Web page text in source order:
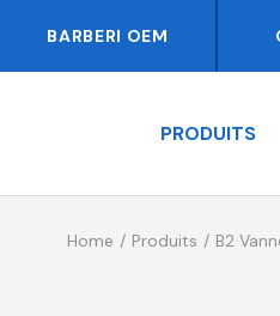
BARBERI OEM
PRODUITS
Home Produits B2